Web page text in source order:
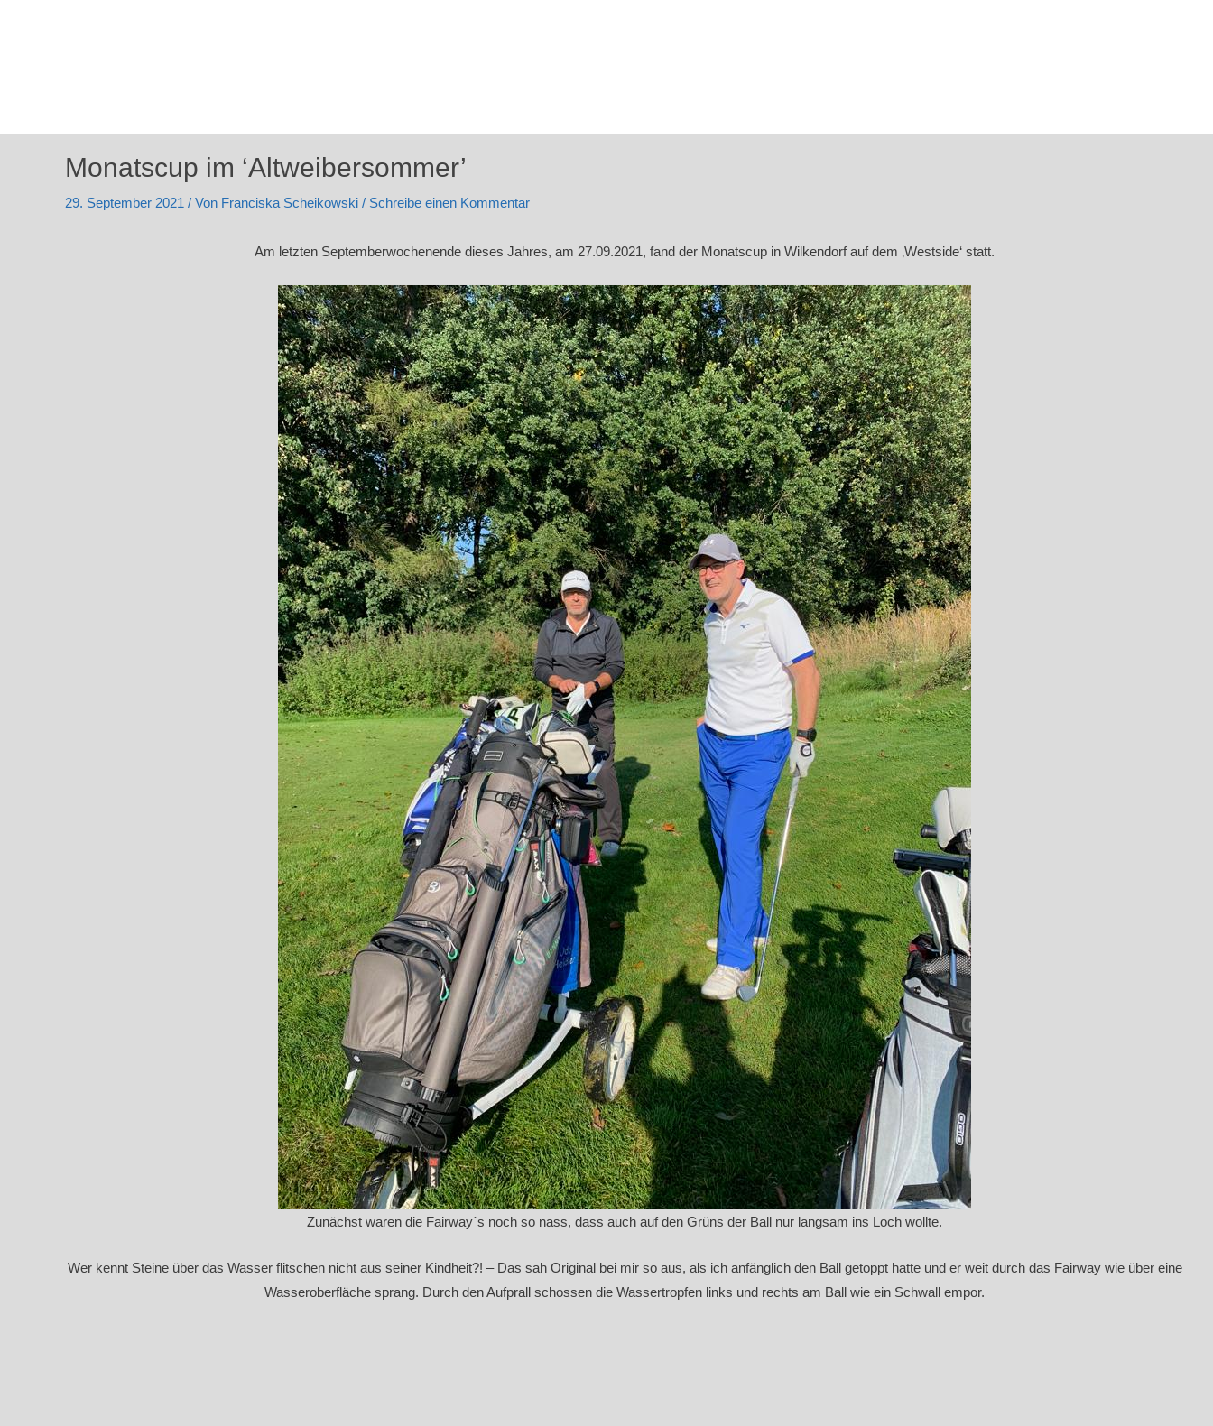
Monatscup im ‘Altweibersommer’
29. September 2021 / Von Franciska Scheikowski / Schreibe einen Kommentar
Am letzten Septemberwochenende dieses Jahres, am 27.09.2021, fand der Monatscup in Wilkendorf auf dem ‚Westside‘ statt.
Zunächst waren die Fairway´s noch so nass, dass auch auf den Grüns der Ball nur langsam ins Loch wollte.
Wer kennt Steine über das Wasser flitschen nicht aus seiner Kindheit?! – Das sah Original bei mir so aus, als ich anfänglich den Ball getoppt hatte und er weit durch das Fairway wie über eine
Wasseroberfläche sprang. Durch den Aufprall schossen die Wassertropfen links und rechts am Ball wie ein Schwall empor.